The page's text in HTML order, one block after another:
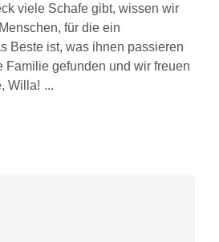
viele Schafe gibt, wissen wir
für die ein
Beste ist, was ihnen passieren
Familie gefunden und wir freuen
Willa!